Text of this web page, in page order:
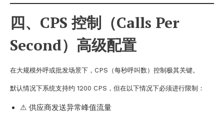
四、CPS 控制（Calls Per
Second）高级配置
在大规模外呼或批发场景下，CPS（每秒呼叫数）控制极其关键。
默认情况下系统支持约 1200 CPS，但在以下情况下必须进行限制：
⚠ 供应商发送异常峰值流量